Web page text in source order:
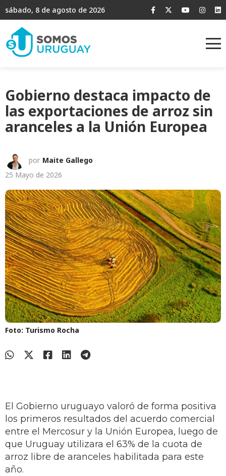
sábado, 8 de agosto de 2026
Gobierno destaca impacto de
las exportaciones de arroz sin
aranceles a la Unión Europea
por Maite Gallego
25 Mayo de 2026
Foto: Turismo Rocha
El Gobierno uruguayo valoró de forma positiva
los primeros resultados del acuerdo comercial
entre el Mercosur y la Unión Europea, luego de
que Uruguay utilizara el 63% de la cuota de
arroz libre de aranceles habilitada para este
año.